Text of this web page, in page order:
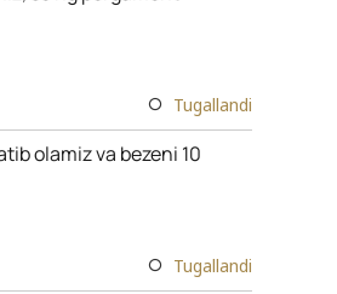
Tugallandi
olamiz va bezeni 10
Tugallandi